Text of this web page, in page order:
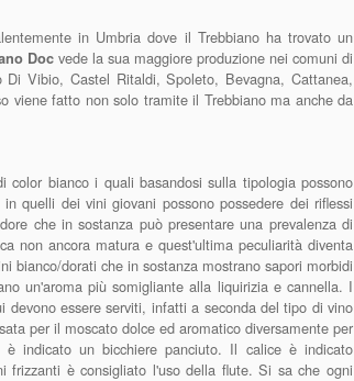
in Umbria dove il Trebbiano ha trovato un
Doc vede la sua maggiore produzione nei comuni di
Vibio, Castel Ritaldi, Spoleto, Bevagna, Cattanea,
viene fatto non solo tramite il Trebbiano ma anche da
bianco i quali basandosi sulla tipologia possono
quelli dei vini giovani possono possedere dei riflessi
che in sostanza può presentare una prevalenza di
non ancora matura e quest'ultima peculiarità diventa
bianco/dorati che in sostanza mostrano sapori morbidi
un'aroma più somigliante alla liquirizia e cannella. I
essere serviti, infatti a seconda del tipo di vino
per il moscato dolce ed aromatico diversamente per
indicato un bicchiere panciuto. Il calice è indicato
frizzanti è consigliato l'uso della flute. Si sa che ogni